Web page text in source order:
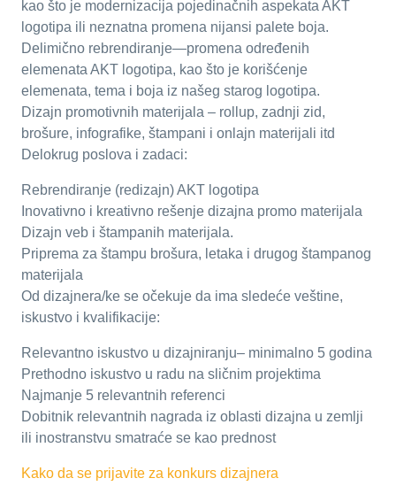
kao što je modernizacija pojedinačnih aspekata AKT
logotipa ili neznatna promena nijansi palete boja.
Delimično rebrendiranje—promena određenih
elemenata AKT logotipa, kao što je korišćenje
elemenata, tema i boja iz našeg starog logotipa.
Dizajn promotivnih materijala – rollup, zadnji zid,
brošure, infografike, štampani i onlajn materijali itd
Delokrug poslova i zadaci:
Rebrendiranje (redizajn) AKT logotipa
Inovativno i kreativno rešenje dizajna promo materijala
Dizajn veb i štampanih materijala.
Priprema za štampu brošura, letaka i drugog štampanog
materijala
Od dizajnera/ke se očekuje da ima sledeće veštine,
iskustvo i kvalifikacije:
Relevantno iskustvo u dizajniranju– minimalno 5 godina
Prethodno iskustvo u radu na sličnim projektima
Najmanje 5 relevantnih referenci
Dobitnik relevantnih nagrada iz oblasti dizajna u zemlji
ili inostranstvu smatraće se kao prednost
Kako da se prijavite za konkurs dizajnera